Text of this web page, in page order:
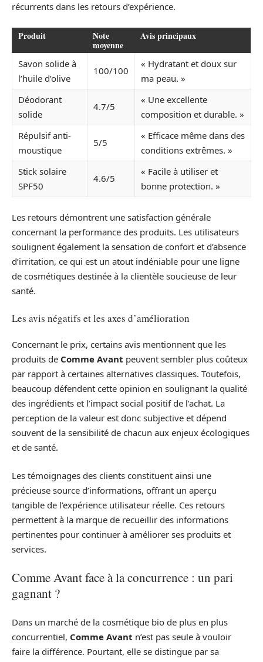
récurrents dans les retours d’expérience.
Produit Note
moyenne
Avis principaux
Savon solide à
l’huile d’olive
100/100
« Hydratant et doux sur
ma peau. »
Déodorant
solide
4.7/5
« Une excellente
composition et durable. »
Répulsif anti-
moustique
5/5
« Efficace même dans des
conditions extrêmes. »
Stick solaire
SPF50
4.6/5
« Facile à utiliser et
bonne protection. »
Les retours démontrent une satisfaction générale
concernant la performance des produits. Les utilisateurs
soulignent également la sensation de confort et d’absence
d’irritation, ce qui est un atout indéniable pour une ligne
de cosmétiques destinée à la clientèle soucieuse de leur
santé.
Les avis négatifs et les axes d’amélioration
Concernant le prix, certains avis mentionnent que les
produits de Comme Avant peuvent sembler plus coûteux
par rapport à certaines alternatives classiques. Toutefois,
beaucoup défendent cette opinion en soulignant la qualité
des ingrédients et l’impact social positif de l’achat. La
perception de la valeur est donc subjective et dépend
souvent de la sensibilité de chacun aux enjeux écologiques
et de santé.
Les témoignages des clients constituent ainsi une
précieuse source d’informations, offrant un aperçu
tangible de l’expérience utilisateur réelle. Ces retours
permettent à la marque de recueillir des informations
pertinentes pour continuer à améliorer ses produits et
services.
Comme Avant face à la concurrence : un pari
gagnant ?
Dans un marché de la cosmétique bio de plus en plus
concurrentiel, Comme Avant n’est pas seule à vouloir
faire la différence. Pourtant, elle se distingue par sa